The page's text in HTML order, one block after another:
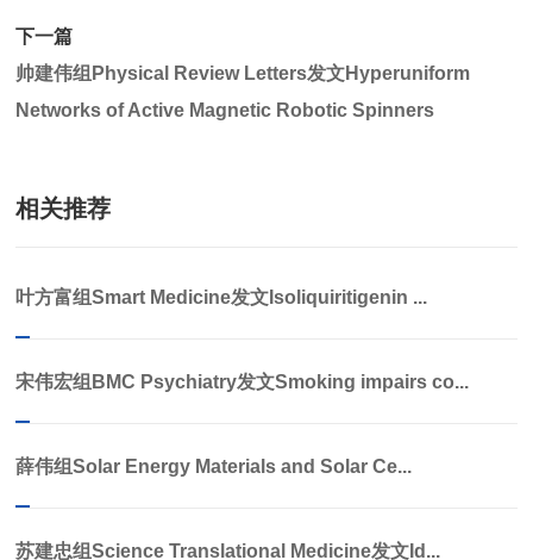
下一篇
帅建伟组Physical Review Letters发文Hyperuniform
Networks of Active Magnetic Robotic Spinners
相关推荐
叶方富组Smart Medicine发文Isoliquiritigenin ...
宋伟宏组BMC Psychiatry发文Smoking impairs co...
薛伟组Solar Energy Materials and Solar Ce...
苏建忠组Science Translational Medicine发文Id...